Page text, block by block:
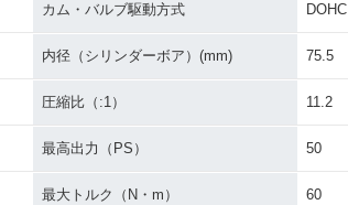
カム・バルブ駆動方式 DOHC
内径（シリンダーボア）(mm) 75.5
圧縮比（:1） 11.2
最高出力（PS） 50
最大トルク（N・m） 60